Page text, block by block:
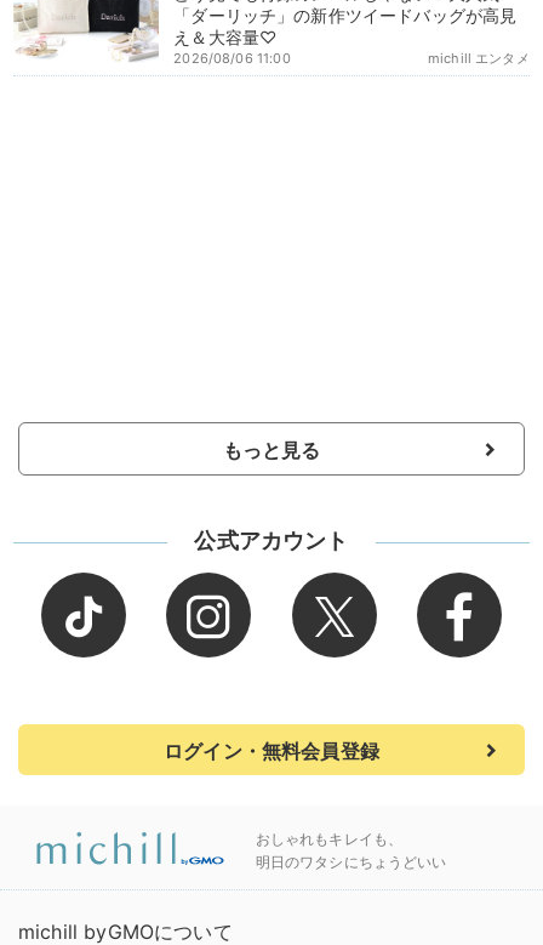
「ダーリッチ」の新作ツイードバッグが高見
え＆大容量♡
michill エンタメ
2026/08/06 11:00
もっと見る
公式アカウント
ログイン・無料会員登録
おしゃれもキレイも、
明日のワタシにちょうどいい
michill byGMOについて